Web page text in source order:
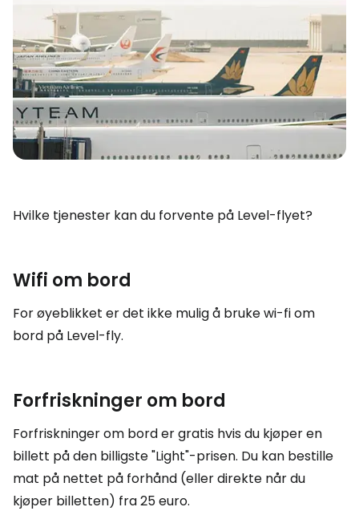
Hvilke tjenester kan du forvente på Level-flyet?
Wifi om bord
For øyeblikket er det ikke mulig å bruke wi-fi om
bord på Level-fly.
Forfriskninger om bord
Forfriskninger om bord er gratis hvis du kjøper en
billett på den billigste "Light"-prisen. Du kan bestille
mat på nettet på forhånd (eller direkte når du
kjøper billetten) fra 25 euro.